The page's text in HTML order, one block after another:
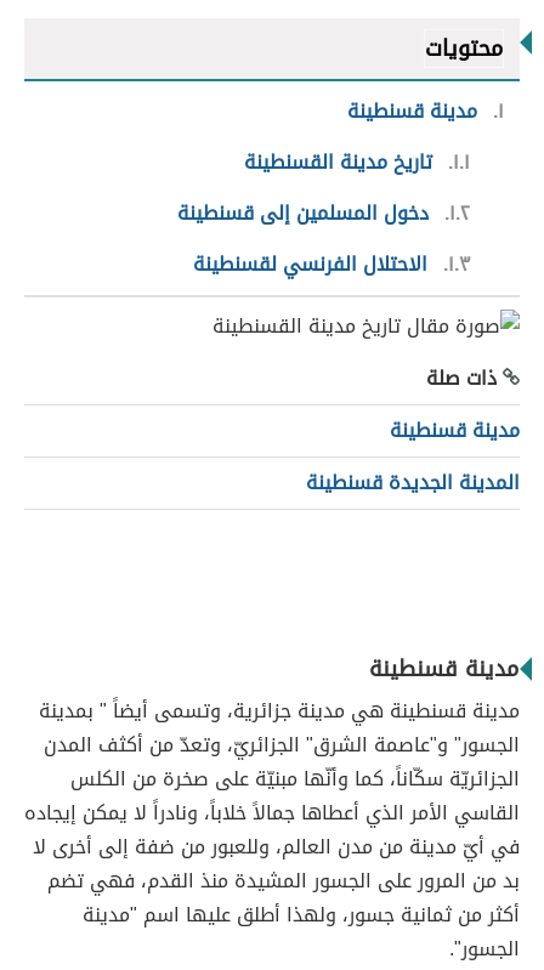
محتويات
١ مدينة قسنطينة
١.١ تاريخ مدينة القسنطينة
١.٢ دخول المسلمين إلى قسنطينة
١.٣
الاحتلال الفرنسي لقسنطينة
ذات صلة
مدينة قسنطينة
المدينة الجديدة قسنطينة
مدينة قسنطينة
مدينة قسنطينة هي مدينة جزائرية، وتسمى أيضاً " بمدينة
الجسور" و"عاصمة الشرق" الجزائريّ، وتعدّ من أكثف المدن
الجزائريّة سكّاناً، كما وأنّها مبنيّة على صخرة من الكلس
القاسي الأمر الذي أعطاها جمالاً خلاباً، ونادراً لا يمكن إيجاده
في أيّ مدينة من مدن العالم، وللعبور من ضفة إلى أخرى لا
بد من المرور على الجسور المشيدة منذ القدم، فهي تضم
أكثر من ثمانية جسور، ولهذا أطلق عليها اسم "مدينة
الجسور".